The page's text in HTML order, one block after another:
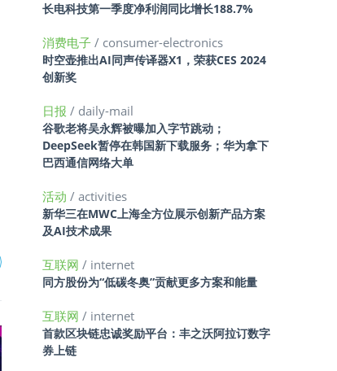
长电科技第一季度净利润同比增长188.7%
消费电子 / consumer-electronics
时空壶推出AI同声传译器X1，荣获CES 2024
创新奖
日报 / daily-mail
谷歌老将吴永辉被曝加入字节跳动；
DeepSeek暂停在韩国新下载服务；华为拿下
巴西通信网络大单
活动 / activities
新华三在MWC上海全方位展示创新产品方案
及AI技术成果
互联网 / internet
同方股份为“低碳冬奥”贡献更多方案和能量
互联网 / internet
首款区块链忠诚奖励平台：丰之沃阿拉订数字
券上链